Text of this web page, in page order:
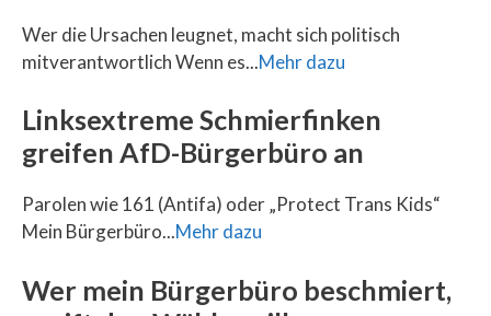
Wer die Ursachen leugnet, macht sich politisch
mitverantwortlich Wenn es...Mehr dazu
Linksextreme Schmierfinken
greifen AfD-Bürgerbüro an
Parolen wie 161 (Antifa) oder „Protect Trans Kids“
Mein Bürgerbüro...Mehr dazu
Wer mein Bürgerbüro beschmiert,